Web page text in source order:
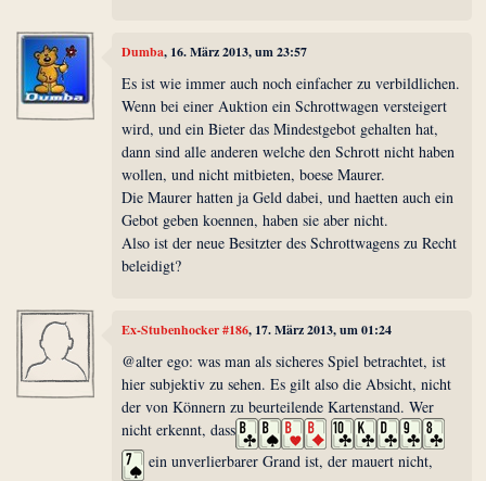
Dumba, 16. März 2013, um 23:57
Es ist wie immer auch noch einfacher zu verbildlichen.
Wenn bei einer Auktion ein Schrottwagen versteigert
wird, und ein Bieter das Mindestgebot gehalten hat,
dann sind alle anderen welche den Schrott nicht haben
wollen, und nicht mitbieten, boese Maurer.
Die Maurer hatten ja Geld dabei, und haetten auch ein
Gebot geben koennen, haben sie aber nicht.
Also ist der neue Besitzter des Schrottwagens zu Recht
beleidigt?
Ex-Stubenhocker #186, 17. März 2013, um 01:24
@alter ego: was man als sicheres Spiel betrachtet, ist
hier subjektiv zu sehen. Es gilt also die Absicht, nicht
der von Könnern zu beurteilende Kartenstand. Wer
nicht erkennt, dass
ein unverlierbarer Grand ist, der mauert nicht,